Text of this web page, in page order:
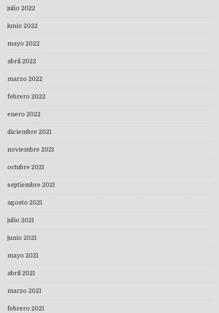
julio 2022
junio 2022
mayo 2022
abril 2022
marzo 2022
febrero 2022
enero 2022
diciembre 2021
noviembre 2021
octubre 2021
septiembre 2021
agosto 2021
julio 2021
junio 2021
mayo 2021
abril 2021
marzo 2021
febrero 2021